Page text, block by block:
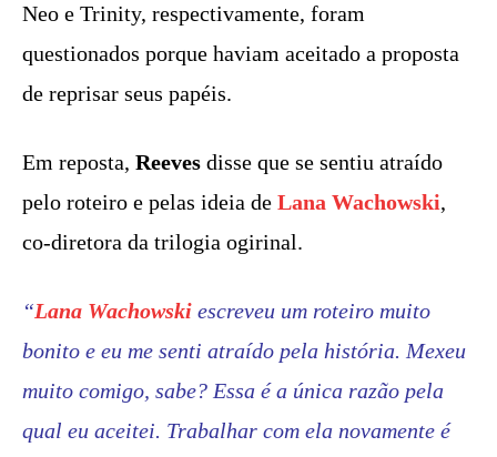
Neo e Trinity, respectivamente, foram
questionados porque haviam aceitado a proposta
de reprisar seus papéis.
Em reposta, Reeves disse que se sentiu atraído
pelo roteiro e pelas ideia de Lana Wachowski,
co-diretora da trilogia ogirinal.
“Lana Wachowski escreveu um roteiro muito
bonito e eu me senti atraído pela história. Mexeu
muito comigo, sabe? Essa é a única razão pela
qual eu aceitei. Trabalhar com ela novamente é